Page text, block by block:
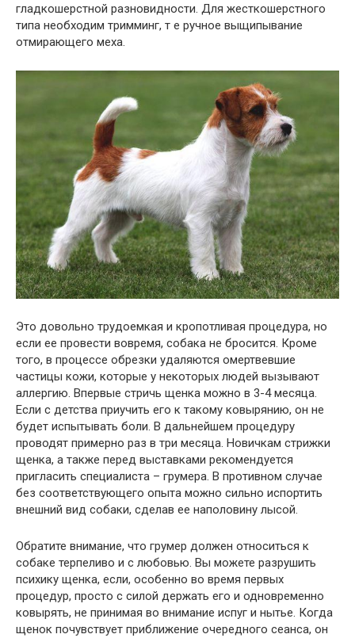
гладкошерстной разновидности. Для жесткошерстного
типа необходим тримминг, т е ручное выщипывание
отмирающего меха.
Это довольно трудоемкая и кропотливая процедура, но
если ее провести вовремя, собака не бросится. Кроме
того, в процессе обрезки удаляются омертвевшие
частицы кожи, которые у некоторых людей вызывают
аллергию. Впервые стричь щенка можно в 3-4 месяца.
Если с детства приучить его к такому ковырянию, он не
будет испытывать боли. В дальнейшем процедуру
проводят примерно раз в три месяца. Новичкам стрижки
щенка, а также перед выставками рекомендуется
пригласить специалиста – грумера. В противном случае
без соответствующего опыта можно сильно испортить
внешний вид собаки, сделав ее наполовину лысой.
Обратите внимание, что грумер должен относиться к
собаке терпеливо и с любовью. Вы можете разрушить
психику щенка, если, особенно во время первых
процедур, просто с силой держать его и одновременно
ковырять, не принимая во внимание испуг и нытье. Когда
щенок почувствует приближение очередного сеанса, он